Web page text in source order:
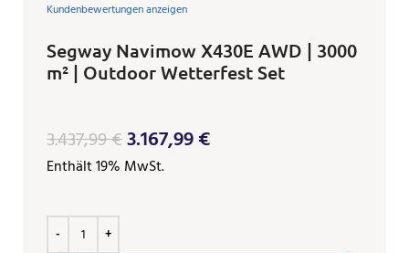
Kundenbewertungen anzeigen
Segway Navimow X430E AWD | 3000
m² | Outdoor Wetterfest Set
3.437,99€3.167,99€
Enthält 19% MwSt.